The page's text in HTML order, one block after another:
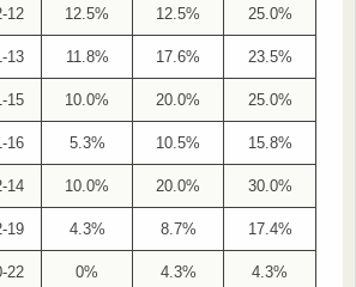
12 12.5% 12.5% 25.0%
13 11.8% 17.6% 23.5%
15 10.0% 20.0% 25.0%
16 5.3% 10.5% 15.8%
14 10.0% 20.0% 30.0%
19 4.3% 8.7% 17.4%
22 0% 4.3% 4.3%